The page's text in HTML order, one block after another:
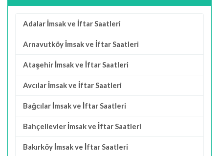
Adalar İmsak ve İftar Saatleri
Arnavutköy İmsak ve İftar Saatleri
Ataşehir İmsak ve İftar Saatleri
Avcılar İmsak ve İftar Saatleri
Bağcılar İmsak ve İftar Saatleri
Bahçelievler İmsak ve İftar Saatleri
Bakırköy İmsak ve İftar Saatleri